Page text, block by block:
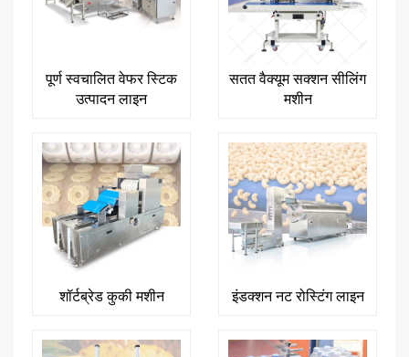
पूर्ण स्वचालित वेफर स्टिक
उत्पादन लाइन
सतत वैक्यूम सक्शन सीलिंग
मशीन
शॉर्टब्रेड कुकी मशीन इंडक्शन नट रोस्टिंग लाइन